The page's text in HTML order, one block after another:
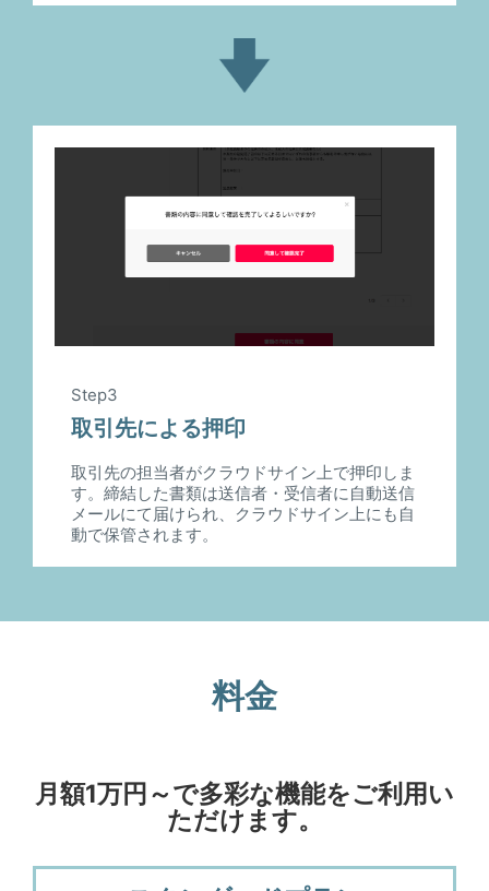
Step3
取引先による押印
取引先の担当者がクラウドサイン上で押印しま
す。締結した書類は送信者・受信者に自動送信
メールにて届けられ、クラウドサイン上にも自
動で保管されます。
料金
月額1万円～で多彩な機能をご利用い
ただけます。